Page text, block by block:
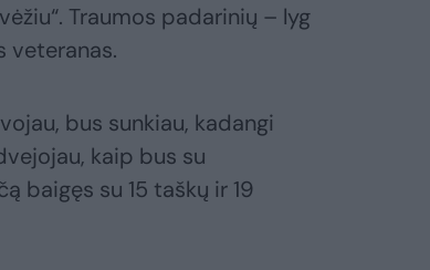
Traumos padarinių – lyg
veteranas.
bus sunkiau, kadangi
kaip bus su
baigęs su 15 taškų ir 19